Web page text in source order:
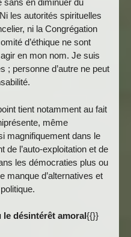
les autorités spirituelles
ni la Congrégation
d’éthique ne sont
en mon nom. Je suis
; personne d’autre ne peut
tient notamment au fait
même
magnifiquement dans le
de l’auto-exploitation et de
les démocraties plus ou
manque d’alternatives et
le désintérêt amoral{{}}